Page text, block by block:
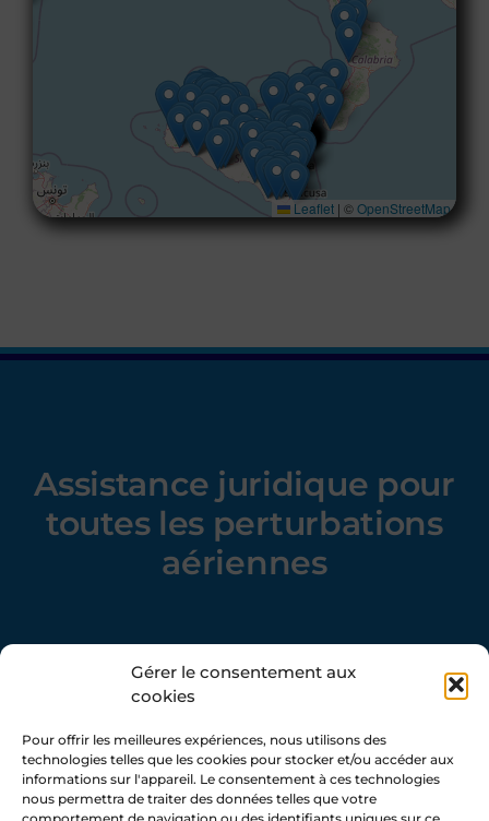
Gérer le consentement aux
cookies
Pour offrir les meilleures expériences, nous utilisons des
technologies telles que les cookies pour stocker et/ou accéder aux
informations sur l'appareil. Le consentement à ces technologies
nous permettra de traiter des données telles que votre
Leaflet | ©OpenStreetMap
Assistance juridique pour
toutes les perturbations
aériennes